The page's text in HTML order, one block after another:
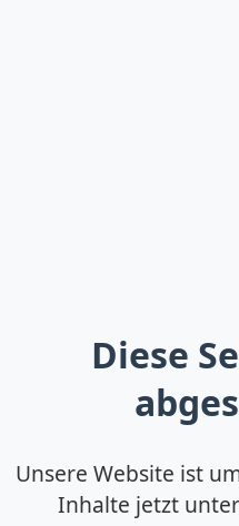
Diese
Unsere Website ist
Inhalte jetzt